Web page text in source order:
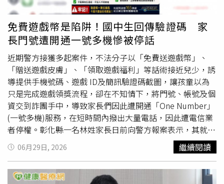
的場所，並留意中暑徵兆，同時宣布市府已全面啟動高溫緊
急應變計畫，包括開放數百處避暑中心、延長公立游泳池開
放時間、派遣降溫服務車及關懷小組巡迴各區，也同步因應
可能發生的午後強降雨及積水情況。馬姆達尼也提到，今年
夏天適逢2026年世界盃足球賽、美國建國250周年國慶、紐
約尼克隊季後賽及泰勒絲婚禮等大型活動接連登場，紐約早
已做好交通、維安及人流規劃。他透露自己不會出席婚禮，
但仍誠摯祝福泰勒絲與崔維斯凱爾斯擁有一場難忘又美好的
婚禮。隨著婚禮進入最後倒數，好友陸續現身、場地布置曝
光、市府同步啟動應變措施，也讓這場全球關注的世紀婚禮
話題持續延燒。
至50%的癌症個案，其實與後天的生活型態息息相關。因此
高營養師提醒，真正的防癌關鍵從來不是依賴某種特定高昂
的「超級食物」，而是整體的健康生活習慣，民眾應建立
「定期檢查、均衡飲食、規律運動」的三大鐵律，這才是目
前醫學界最有證據支持且最安心的防癌良方。
換障礙。患者會因此出現胸悶、乾咳及呼吸困難，若不即時
採取全肺灌洗治療，恐導致持續性低血氧、呼吸衰竭，甚至
在晚期惡化為肺纖維化危及生命。由於兒童全肺灌洗手術難
度極高，必須在清洗一側肺部的同時，確保另一側肺部能正
常呼吸通氣，不能有半點「嗆水」的閃失。在醫療團隊經過
多次模擬演練後，成功將具備安全氣囊的導管精準置入雙側
主支氣管，完美實施「乾濕分離」。團隊以溫熱的生理鹽水
注入肺部並配合高頻震盪，將沉積物震鬆後吸出；歷時2
次、共8小時的手術，分別從左、右肺各洗出約1.6公升的混
濁奶狀液，直到液體完全清澈。醫師特別提醒，肺泡蛋白質
沉積症在小兒醫學上相當罕見，早期症狀多半不典型，通常
只表現為活動後易喘、慢性乾咳或過度乏力，常被誤認為是
一般肺炎或氣喘。家長若發現孩子長時間咳嗽、呼吸急促、
活動耐受力下降，且病情有進行性加重的趨勢，甚至出現胸
廓畸形、手指端變粗（杵狀指）等異常
，應提高警覺儘
免費遊戲幣是陷阱！國中生回傳驗證碼 家
長門號遭開通一號多機慘被停話
近期警方接獲多起案件，不法分子以「免費送遊戲幣」、
「贈送遊戲皮膚」、「領取遊戲福利」等話術接近兒少，誘
導提供手機號碼、遊戲 ID及簡訊驗證碼截圖，讓孩童以為
只是完成遊戲領獎流程，卻在不知情下，將門號、帳號及個
資交到詐團手中，導致家長們因此遭開通「One Number」
(一號多機)服務，在短時間內撥出大量電話，因此遭電信業
者停權。彰化縣一名林姓家長日前向警方報案表示，其就讀
國中八年級的女兒今年3月中旬在抖音瀏覽直播主發布影
片，內容宣稱可免費送遊戲幣、保底取得虛擬裝備，並引導
即可領取遊戲皮膚，女兒因此陸續收到Tinder、JustDating
06月29日, 2026 繼續閱讀